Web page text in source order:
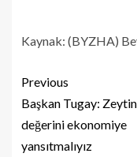
Kaynak: (BYZHA)
Previous
Başkan Tugay:
değerini ekonomiye
yansıtmalıyız